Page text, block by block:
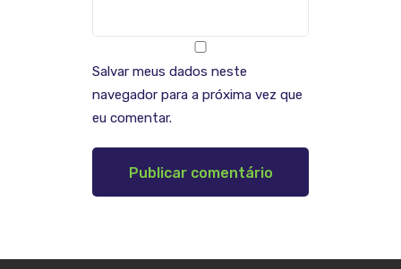
Salvar meus dados neste
navegador para a próxima vez que
eu comentar.